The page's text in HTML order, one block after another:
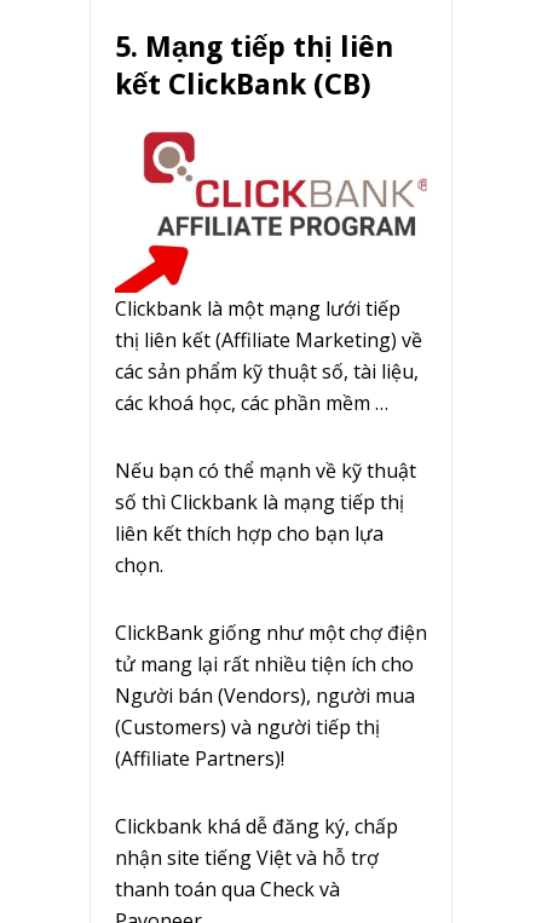
5. Mạng tiếp thị liên
kết ClickBank (CB)
Clickbank là một mạng lưới tiếp
thị liên kết (Affiliate Marketing) về
các sản phẩm kỹ thuật số, tài liệu,
các khoá học, các phần mềm …
Nếu bạn có thể mạnh về kỹ thuật
số thì Clickbank là mạng tiếp thị
liên kết thích hợp cho bạn lựa
chọn.
ClickBank giống như một chợ điện
tử mang lại rất nhiều tiện ích cho
Người bán (Vendors), người mua
(Customers) và người tiếp thị
(Affiliate Partners)!
Clickbank khá dễ đăng ký, chấp
nhận site tiếng Việt và hỗ trợ
thanh toán qua Check và